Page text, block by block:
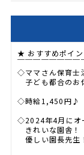
★ おすすめポイン
￣￣￣￣￣￣￣￣
◇ママさん保育士
子ども都合のお
◇時給1,450円♪
◇2024年4月にオ
きれいな園舎！
優しい園長先生